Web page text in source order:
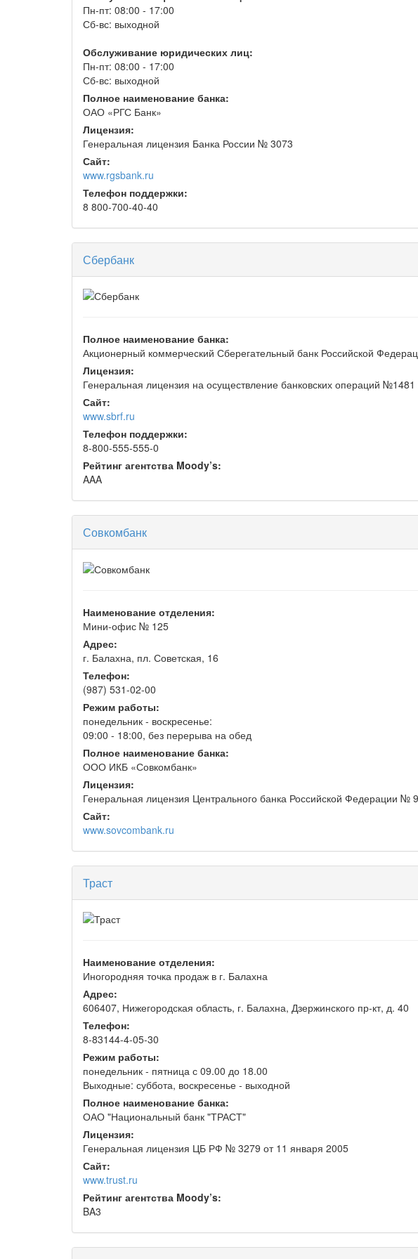
Пн-пт: 08:00 - 17:00
Сб-вс: выходной
Обслуживание юридических лиц:
Пн-пт: 08:00 - 17:00
Сб-вс: выходной
Полное наименование банка:
ОАО «РГС Банк»
Лицензия:
Генеральная лицензия Банка России № 3073
Сайт:
www.rgsbank.ru
Телефон поддержки:
8 800-700-40-40
Сбербанк
Полное наименование банка:
Акционерный коммерческий Сберегательный банк Российской
Лицензия:
Генеральная лицензия на осуществление банковских операций №1481
Сайт:
www.sbrf.ru
Телефон поддержки:
8-800-555-555-0
Рейтинг агентства Moody’s:
AAA
Совкомбанк
Наименование отделения:
Мини-офис № 125
Адрес:
г. Балахна, пл. Советская, 16
Телефон:
(987) 531-02-00
Режим работы:
понедельник - воскресенье:
09:00 - 18:00, без перерыва на обед
Полное наименование банка:
ООО ИКБ «Совкомбанк»
Лицензия:
Генеральная лицензия Центрального банка Российской Федерации №
Сайт:
www.sovcombank.ru
Траст
Наименование отделения:
Иногородняя точка продаж в г. Балахна
Адрес:
606407, Нижегородская область, г. Балахна, Дзержинского пр-кт, д. 40
Телефон:
8-83144-4-05-30
Режим работы:
понедельник - пятница с 09.00 до 18.00
Выходные: суббота, воскресенье - выходной
Полное наименование банка:
ОАО "Национальный банк "ТРАСТ"
Лицензия:
Генеральная лицензия ЦБ РФ № 3279 от 11 января 2005
Сайт:
www.trust.ru
Рейтинг агентства Moody’s:
BA3